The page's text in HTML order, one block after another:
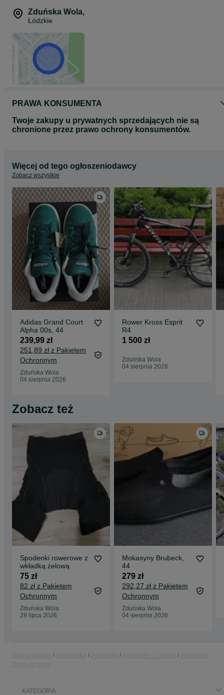
Zduńska Wola,
Łódzkie
PRAWA KONSUMENTA
Twoje zakupy u prywatnych sprzedających nie są
chronione przez prawo ochrony konsumentów.
Więcej od tego ogłoszeniodawcy
Zobacz wszystkie
Adidas Grand Court
Alpha 00s, 44
239,99 zł
251,89 zł z Pakietem
Ochronnym
Zduńska Wola
04 sierpnia 2026
Rower Kross Esprit
R4
1 500 zł
Zduńska Wola
04 sierpnia 2026
Zobacz też
Spodenki rowerowe z
wkładką żelową
75 zł
82 zł z Pakietem
Ochronnym
Zduńska Wola
29 lipca 2026
Mokasyny Brubeck,
44
279 zł
292,27 zł z Pakietem
Ochronnym
Zduńska Wola
04 sierpnia 2026
KATEGORIA